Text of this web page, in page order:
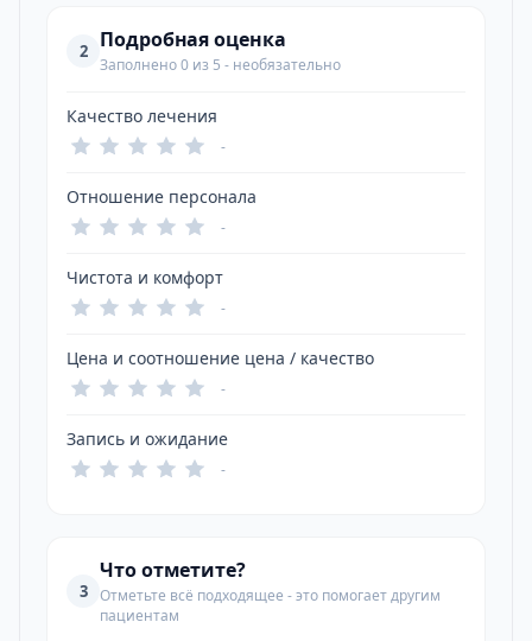
2 Подробная оценка
Заполнено 0 из 5 - необязательно
Качество лечения
-
Отношение персонала
-
Чистота и комфорт
-
Цена и соотношение цена / качество
-
Запись и ожидание
-
3
Что отметите?
Отметьте всё подходящее - это помогает другим
пациентам